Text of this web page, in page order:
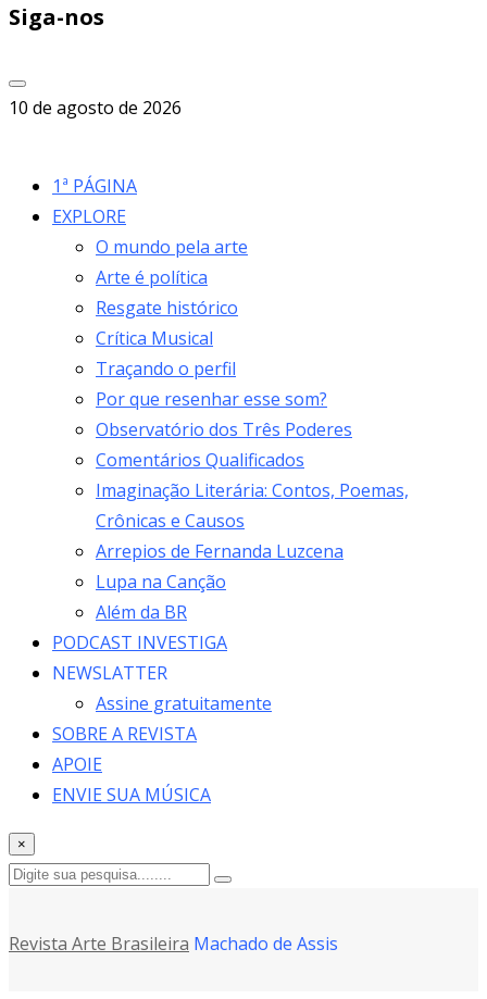
Siga-nos
10 de agosto de 2026
1ª PÁGINA
EXPLORE
O mundo pela arte
Arte é política
Resgate histórico
Crítica Musical
Traçando o perfil
Por que resenhar esse som?
Observatório dos Três Poderes
Comentários Qualificados
Imaginação Literária: Contos, Poemas,
Crônicas e Causos
Arrepios de Fernanda Luzcena
Lupa na Canção
Além da BR
PODCAST INVESTIGA
NEWSLATTER
Assine gratuitamente
SOBRE A REVISTA
APOIE
ENVIE SUA MÚSICA
×
Revista Arte Brasileira Machado de Assis